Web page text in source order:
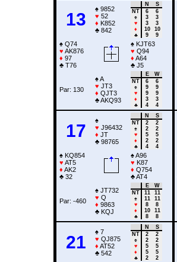
13
♠ 9852
♥ 52
♦ K852
♣ 842
N
S
NT
6
6
♠
3
3
♥
3
3
♦
10
10
♣
9 9
♠ Q74
♥ AK876
♦ 97
♣ T76
♠ KJT63
♥ Q94
♦ A64
♣ J5
Par: 130
♠A
♥ JT3
♦ QJT3
♣AKQ93
E
W
NT
6
6
♠
9
9
♥
9
9
♦
3
3
♣
4 4
17
♠
♥ J96432
♦ JT
♣ 98765
N
S
NT
2
2
♠
2
2
♥
5
5
♦
2
2
♣
4 4
♠ KQ854
♥ AT5
♦ AK2
♣ 32
♠A96
♥ K87
♦ Q754
♣AT4
Par: -460
♠ JT732
♥ Q
♦ 9863
♣ KQJ
E
W
NT
11
11
♠
11
11
♥
8
8
♦
10
11
♣
8 8
21
♠ 7
♥ QJ875
♦ AT52
♣ 542
N
S
NT
2
2
♠
2
2
♥
5
5
♦
5
5
♣
2 2